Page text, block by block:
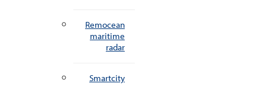
Remocean
maritime
radar
Smartcity